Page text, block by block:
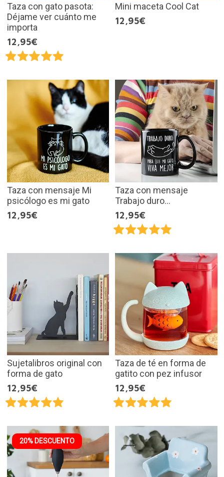
Taza con gato pasota:
Déjame ver cuánto me
importa
12,95€
Mini maceta Cool Cat
12,95€
Taza con mensaje Mi
psicólogo es mi gato
12,95€
Taza con mensaje
Trabajo duro...
12,95€
Sujetalibros original con
forma de gato
12,95€
Taza de té en forma de
gatito con pez infusor
12,95€
20% DESCUENTO